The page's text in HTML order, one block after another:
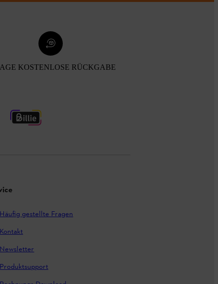
KOSTENLOSE RÜCKGABE
Häufig gestellte Fragen
Kontakt
Newsletter
Produktsupport